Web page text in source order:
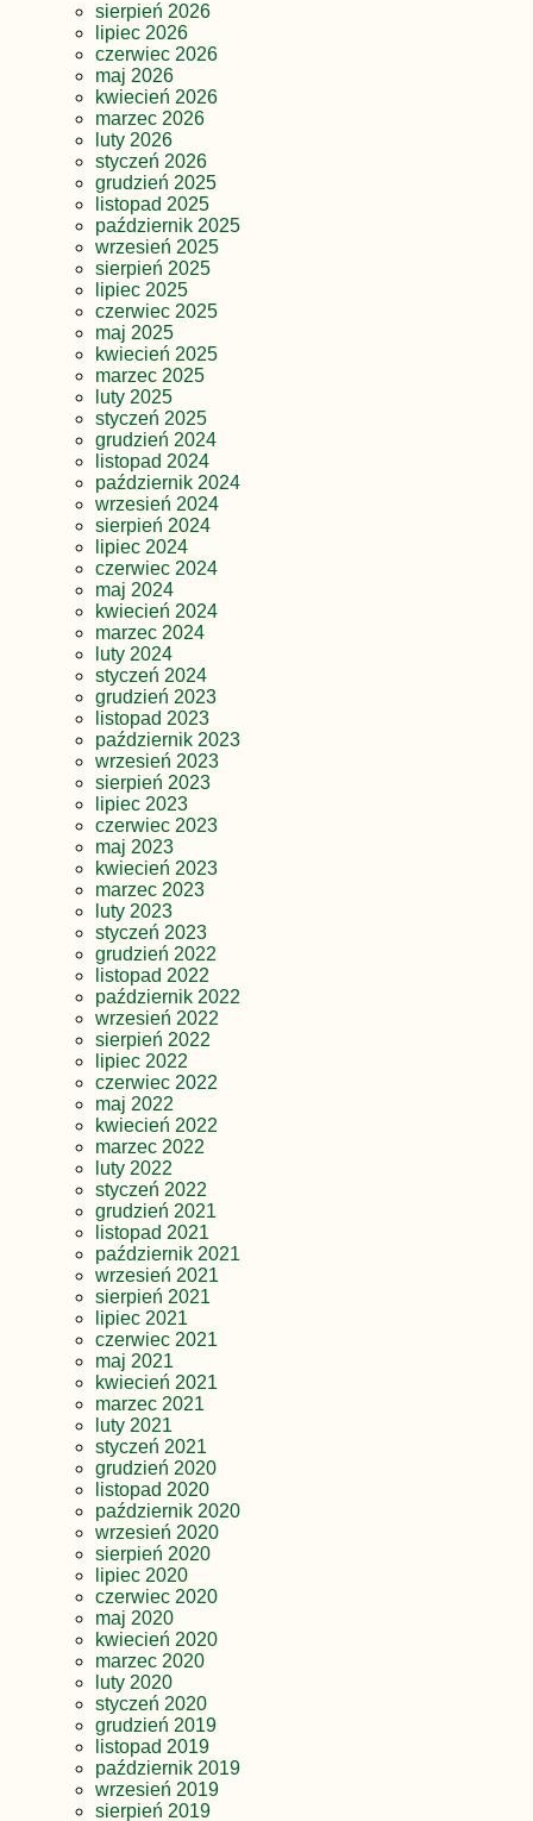
sierpień 2026
lipiec 2026
czerwiec 2026
maj 2026
kwiecień 2026
marzec 2026
luty 2026
styczeń 2026
grudzień 2025
listopad 2025
październik 2025
wrzesień 2025
sierpień 2025
lipiec 2025
czerwiec 2025
maj 2025
kwiecień 2025
marzec 2025
luty 2025
styczeń 2025
grudzień 2024
listopad 2024
październik 2024
wrzesień 2024
sierpień 2024
lipiec 2024
czerwiec 2024
maj 2024
kwiecień 2024
marzec 2024
luty 2024
styczeń 2024
grudzień 2023
listopad 2023
październik 2023
wrzesień 2023
sierpień 2023
lipiec 2023
czerwiec 2023
maj 2023
kwiecień 2023
marzec 2023
luty 2023
styczeń 2023
grudzień 2022
listopad 2022
październik 2022
wrzesień 2022
sierpień 2022
lipiec 2022
czerwiec 2022
maj 2022
kwiecień 2022
marzec 2022
luty 2022
styczeń 2022
grudzień 2021
listopad 2021
październik 2021
wrzesień 2021
sierpień 2021
lipiec 2021
czerwiec 2021
maj 2021
kwiecień 2021
marzec 2021
luty 2021
styczeń 2021
grudzień 2020
listopad 2020
październik 2020
wrzesień 2020
sierpień 2020
lipiec 2020
czerwiec 2020
maj 2020
kwiecień 2020
marzec 2020
luty 2020
styczeń 2020
grudzień 2019
listopad 2019
październik 2019
wrzesień 2019
sierpień 2019